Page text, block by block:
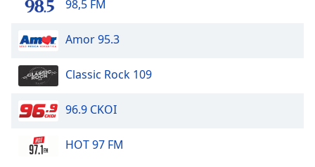
98,5 FM
Amor 95.3
Classic Rock 109
96.9 CKOI
HOT 97 FM